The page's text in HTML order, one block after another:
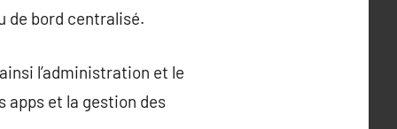
de bord centralisé.
l’administration et le
apps et la gestion des